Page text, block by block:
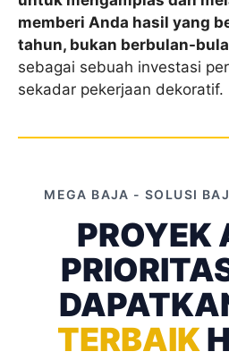
memberi Anda hasil yang
tahun, bukan berbulan-
sebagai sebuah investasi
sekadar pekerjaan dekoratif.
MEGA BAJA - SOLUSI
PROYEK
TERBAIK